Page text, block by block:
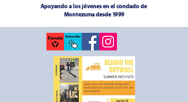
Apoyando a los jóvenes en el condado de
Montezuma desde 1999